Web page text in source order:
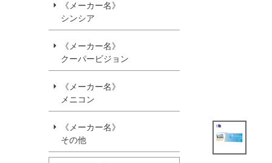
《メーカー名》
シンシア
《メーカー名》
クーパービジョン
《メーカー名》
メニコン
《メーカー名》
その他